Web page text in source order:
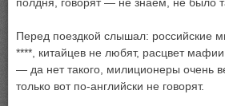
Перед поездкой слышал: российские
****, китайцев не любят, расцвет
— да нет такого, милиционеры очень
только вот по-английски не говорят.